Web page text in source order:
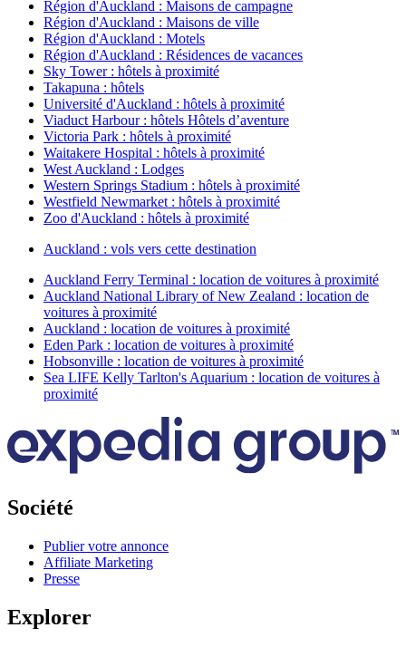
Région d'Auckland : Maisons de campagne
Région d'Auckland : Maisons de ville
Région d'Auckland : Motels
Région d'Auckland : Résidences de vacances
Sky Tower : hôtels à proximité
Takapuna : hôtels
Université d'Auckland : hôtels à proximité
Viaduct Harbour : hôtels Hôtels d’aventure
Victoria Park : hôtels à proximité
Waitakere Hospital : hôtels à proximité
West Auckland : Lodges
Western Springs Stadium : hôtels à proximité
Westfield Newmarket : hôtels à proximité
Zoo d'Auckland : hôtels à proximité
Auckland : vols vers cette destination
Auckland Ferry Terminal : location de voitures à proximité
Auckland National Library of New Zealand : location de
voitures à proximité
Auckland : location de voitures à proximité
Eden Park : location de voitures à proximité
Hobsonville : location de voitures à proximité
Sea LIFE Kelly Tarlton's Aquarium : location de voitures à
proximité
Société
Publier votre annonce
Affiliate Marketing
Presse
Explorer